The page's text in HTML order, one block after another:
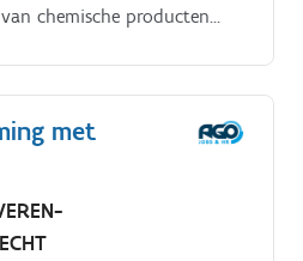
chemische producten
met